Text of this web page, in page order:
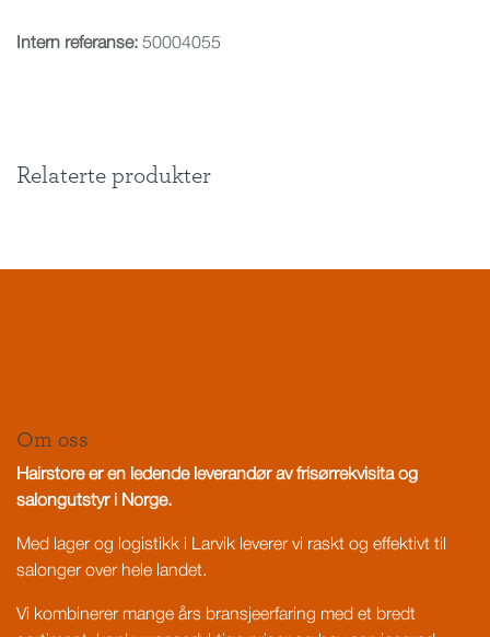
Intern referanse: 50004055
Relaterte produkter
Om oss
Hairstore er en ledende leverandør av frisørrekvisita og
salongutstyr i Norge.
Med lager og logistikk i Larvik leverer vi raskt og effektivt til
salonger over hele landet.
Vi kombinerer mange års bransjeerfaring med et bredt